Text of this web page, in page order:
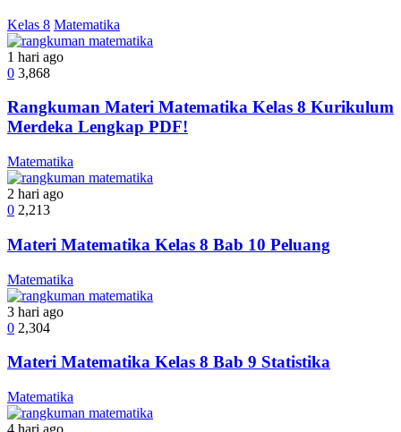
Kelas 8 Matematika
1 hari ago
0 3,868
Rangkuman Materi Matematika Kelas 8 Kurikulum
Merdeka Lengkap PDF!
Matematika
2 hari ago
0 2,213
Materi Matematika Kelas 8 Bab 10 Peluang
Matematika
3 hari ago
0 2,304
Materi Matematika Kelas 8 Bab 9 Statistika
Matematika
4 hari ago